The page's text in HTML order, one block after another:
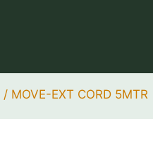
/ MOVE-EXT CORD 5MTR